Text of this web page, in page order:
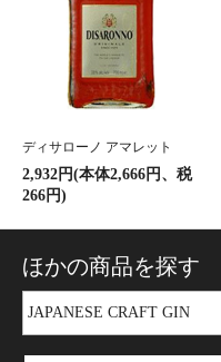
ディサローノ アマレット
2,932円(本体2,666円、税
266円)
ほかの商品を探す